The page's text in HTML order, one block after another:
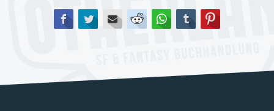
FacebookTwitterE-mail Reddit WhatsApp
tumblr